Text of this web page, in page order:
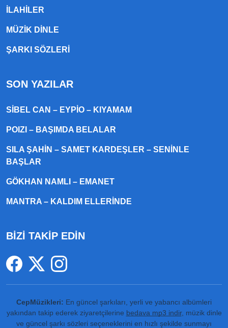
ILAHILER
MÜZIK DINLE
ŞARKI SÖZLERI
SON YAZILAR
SIBEL CAN – EYPIO – KIYAMAM
POIZI – BAŞIMDA BELALAR
SILA ŞAHIN – SAMET KARDEŞLER – SENINLE
BAŞLAR
GÖKHAN NAMLI – EMANET
MANTRA – KALDIM ELLERINDE
BİZİ TAKİP EDİN
CepMüzikleri: En güncel şarkıları, yerli ve yabancı albümleri
yakından takip ederek ziyaretçilerine bedava mp3 indir, müzik dinle
ve güncel şarkı sözleri seçeneklerini en hızlı şekilde sunmayı